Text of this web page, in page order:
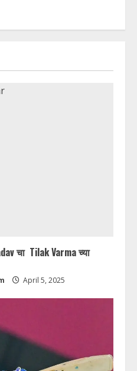
चा Tilak Varma च्या
April 5, 2025